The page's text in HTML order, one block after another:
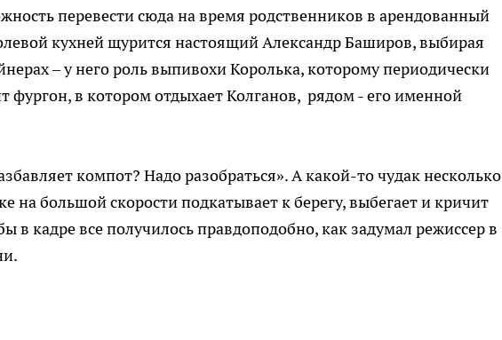
перевести сюда на время родственников в арендованный
кухней щурится настоящий Александр Баширов, выбирая
– у него роль выпивохи Королька, которому периодически
фургон, в котором отдыхает Колганов, рядом - его именной
компот? Надо разобраться». А какой-то чудак несколько
на большой скорости подкатывает к берегу, выбегает и кричит
в кадре все получилось правдоподобно, как задумал режиссер в